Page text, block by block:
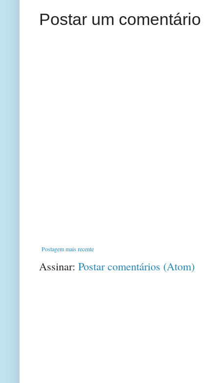
Postar um comentário
Postagem mais recente
Assinar: Postar comentários (Atom)